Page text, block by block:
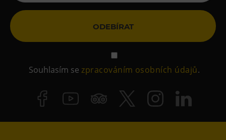
ODEBÍRAT
Souhlasím sezpracováním osobních údajů.